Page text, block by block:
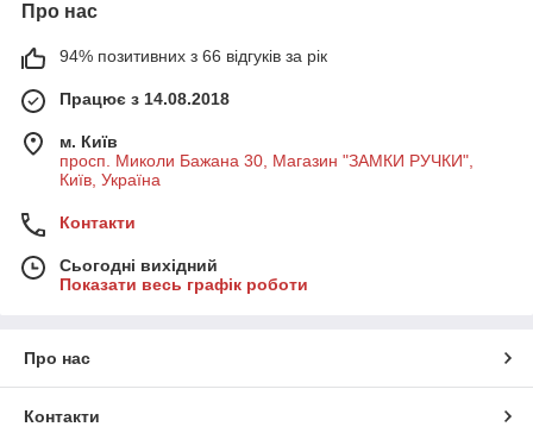
Про нас
94% позитивних з 66 відгуків за рік
Працює з 14.08.2018
м. Київ
просп. Миколи Бажана 30, Магазин "ЗАМКИ РУЧКИ",
Київ, Україна
Контакти
Сьогодні вихідний
Показати весь графік роботи
Про нас
Контакти